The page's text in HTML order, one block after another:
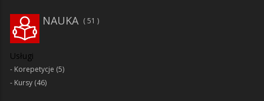
51
NAUKA
Usługi
Korepetycje (5)
Kursy (46)